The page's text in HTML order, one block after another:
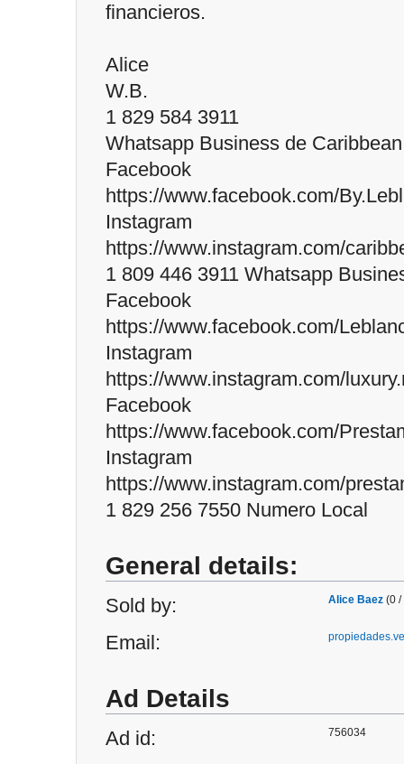
financieros.
Alice
W.B.
1 829 584 3911
Whatsapp Business de
Facebook
https://www.facebook.com/
Instagram
https://www.instagram.com/
1 809 446 3911 Whatsapp
Facebook
https://www.facebook.com/
Instagram
https://www.instagram.com/
Facebook
https://www.facebook.com/
Instagram
https://www.instagram.com/
1 829 256 7550 Numero Local
General details:
Sold by: Alice Baez (0
Email:
Ad Details
Ad id: 756034